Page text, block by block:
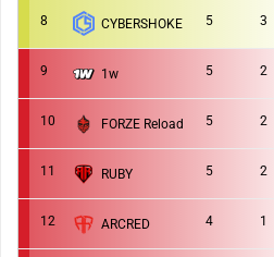
8 CYBERSHOKE 5 3
9 1w 5 2
10 FORZE Reload 5 2
11
RUBY 5 2
12 ARCRED 4 1